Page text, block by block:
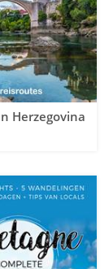
Herzegovina